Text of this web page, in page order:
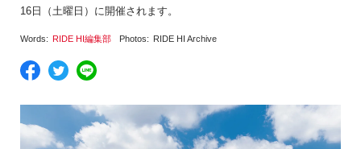
16日（土曜日）に開催されます。
Words: RIDE HI編集部 Photos: RIDE HI Archive